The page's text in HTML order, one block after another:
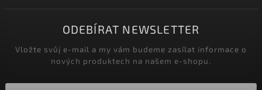
ODEBÍRAT NEWSLETTER
Vložte svůj e-mail a my vám budeme zasílat informace o
nových produktech na našem e-shopu.